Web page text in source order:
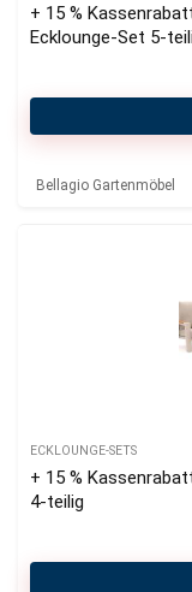
+ 15 %
Ecklounge-Set 5-
Bellagio Gartenmöbel
ECKLOUNGE-SETS
+ 15 %
4-teilig